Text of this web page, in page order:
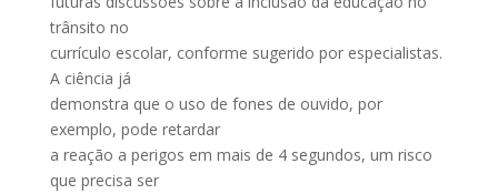
trânsito no
currículo escolar, conforme sugerido por especialistas.
A ciência já
demonstra que o uso de fones de ouvido, por
exemplo, pode retardar
a reação a perigos em mais de 4 segundos, um risco
que precisa ser